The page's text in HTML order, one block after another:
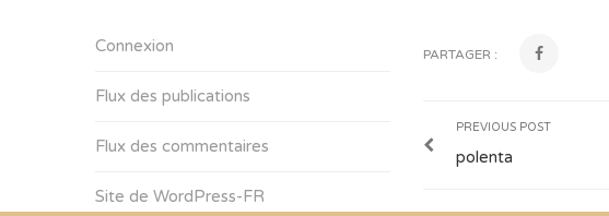
Connexion
Flux des publications
Flux des commentaires
Site de WordPress-FR
PARTAGER :
PREVIOUS POST
polenta